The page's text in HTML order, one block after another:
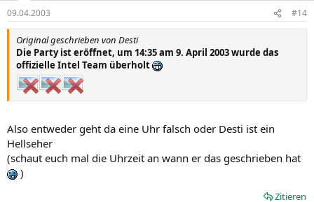
09.04.2003 #14
Original geschrieben von Desti
Die Party ist eröffnet, um 14:35 am 9. April 2003 wurde das
offizielle Intel Team überholt
Also entweder geht da eine Uhr falsch oder Desti ist ein
Hellseher
(schaut euch mal die Uhrzeit an wann er das geschrieben hat
)
Zitieren